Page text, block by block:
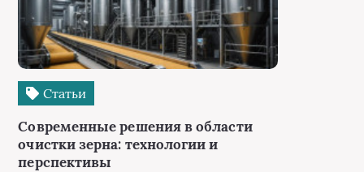
Статьи
Современные решения в области
очистки зерна: технологии и
перспективы